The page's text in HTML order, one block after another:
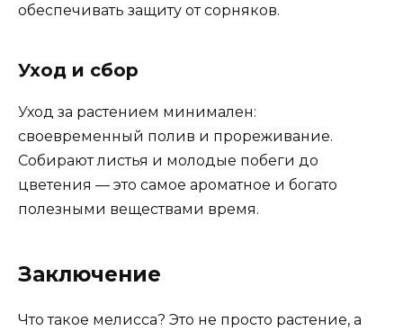
обеспечивать защиту от сорняков.
Уход и сбор
Уход за растением минимален:
своевременный полив и прореживание.
Собирают листья и молодые побеги до
цветения — это самое ароматное и богато
полезными веществами время.
Заключение
Что такое мелисса? Это не просто растение, а